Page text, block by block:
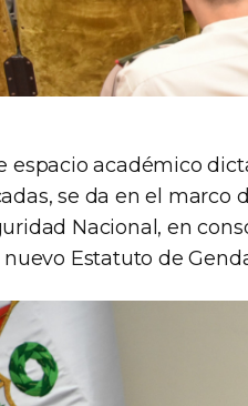
espacio académico
se da en el marco
Nacional, en
nuevo Estatuto de